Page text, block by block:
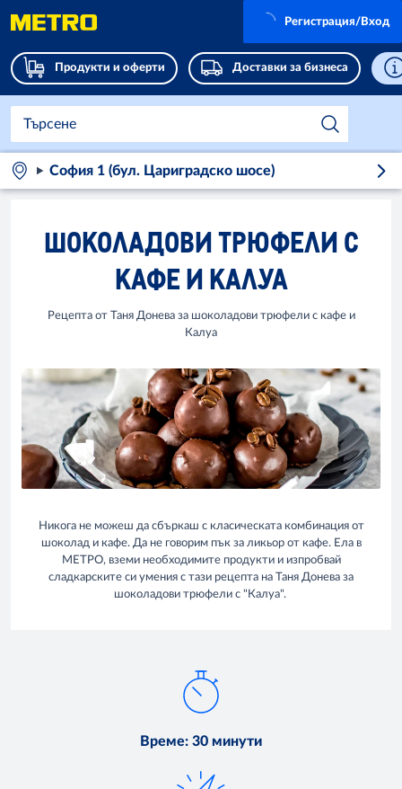
Продукти и оферти Доставки за бизнеса
Регистрация/Вход
София 1 (бул. Цариградско шосе)
ШОКОЛАДОВИ ТРЮФЕЛИ С
КАФЕ И КАЛУА
Рецепта от Таня Донева за шоколадови трюфели с кафе и
Калуа
Никога не можеш да сбъркаш с класическата комбинация от
шоколад и кафе. Да не говорим пък за ликьор от кафе. Ела в
МЕТРО, вземи необходимите продукти и изпробвай
сладкарските си умения с тази рецепта на Таня Донева за
шоколадови трюфели с "Калуа".
Време: 30 минути